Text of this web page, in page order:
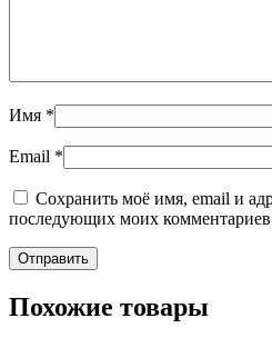
Имя *
Email *
Сохранить моё имя, email и
последующих моих
Похожие товары